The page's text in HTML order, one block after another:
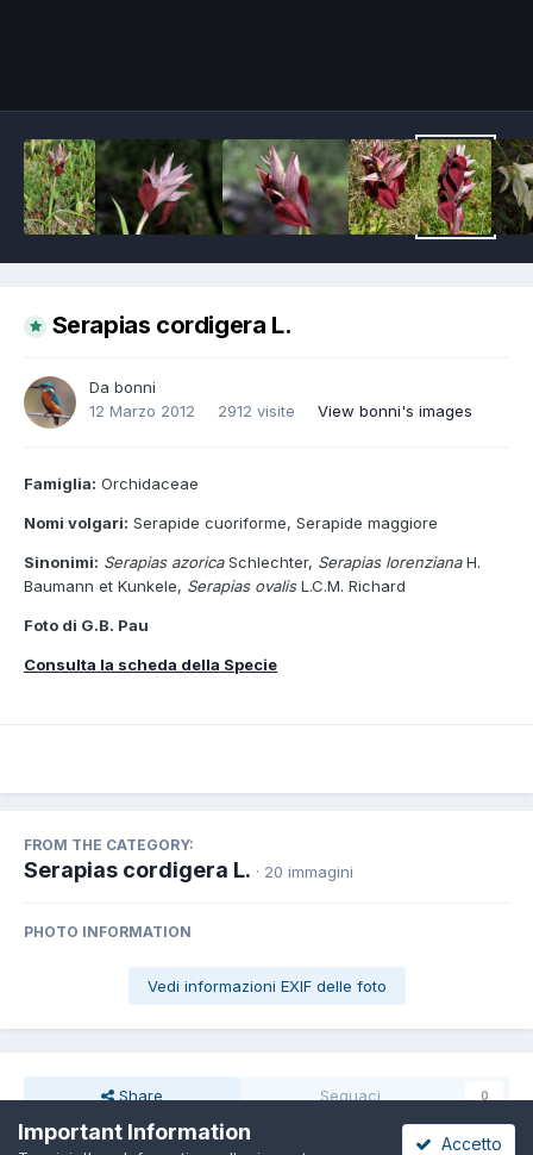
Serapias cordigera L.
Da bonni
12 Marzo 2012
2912 visite View bonni's images
Famiglia: Orchidaceae
Nomi volgari: Serapide cuoriforme, Serapide maggiore
Sinonimi: Serapias azoricaSchlechter, Serapias lorenzianaH.
Baumann et Kunkele, Serapias ovalisL.C.M. Richard
Foto di G.B. Pau
Consulta la scheda della Specie
FROM THE CATEGORY:
Serapias cordigera L. · 20 immagini
PHOTO INFORMATION
Vedi informazioni EXIF delle foto
Share Seguaci 0
Important Information Accetto